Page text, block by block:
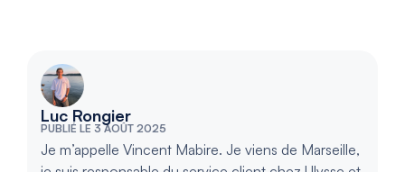
Luc Rongier
PUBLIÉ LE 3 AOÛT 2025
Je m’appelle Vincent Mabire. Je viens de Marseille,